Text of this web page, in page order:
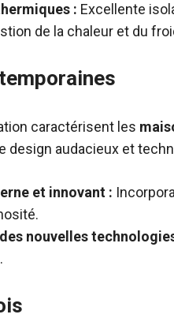
: Excellente
de la chaleur et du
caractérisent les
design audacieux et
et innovant :
nouvelles